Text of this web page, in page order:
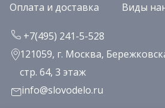
Оплата и доставка
Виды
+7(495) 241-5-528
121059, г. Москва,
стр. 64, 3 этаж
info@slovodelo.ru